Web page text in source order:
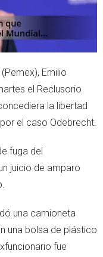
Emilio
el Reclusorio
la libertad
el caso Odebrecht.
fuga del
juicio de amparo
una camioneta
una bolsa de plástico
fue